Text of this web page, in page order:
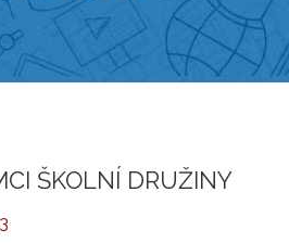
ŠKOLNÍ DRUŽINY